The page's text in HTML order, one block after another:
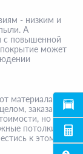
- низким и
А
с повышенной
может
материала,
заказать
но
потолки
к этому